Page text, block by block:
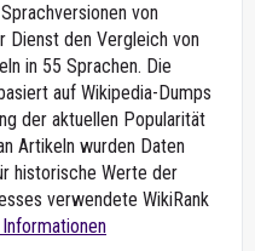
von
Dienst den Vergleich von
in 55 Sprachen. Die
auf Wikipedia-Dumps
der aktuellen Popularität
Artikeln wurden Daten
historische Werte der
verwendete WikiRank
Informationen